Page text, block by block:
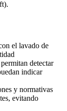
el lavado de
detectar
indicar
y normativas
evitando